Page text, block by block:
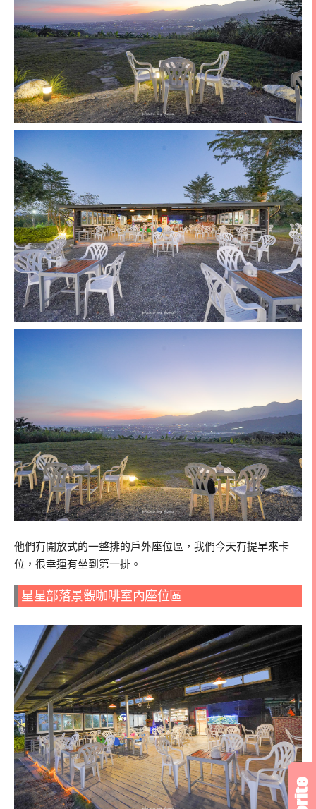
他們有開放式的一整排的戶外座位區，我們今天有提早來卡
位，很幸運有坐到第一排。
星星部落景觀咖啡室內座位區